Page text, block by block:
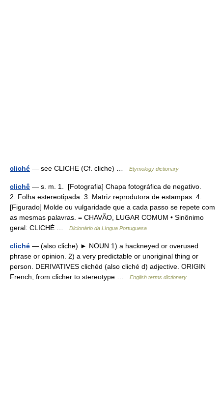
cliché — see CLICHE (Cf. cliche) … Etymology dictionary
clichê — s. m. 1. [Fotografia] Chapa fotográfica de negativo.
2. Folha estereotipada. 3. Matriz reprodutora de estampas. 4.
[Figurado] Molde ou vulgaridade que a cada passo se repete com
as mesmas palavras. = CHAVÃO, LUGAR COMUM • Sinônimo
geral: CLICHÉ …
Dicionário da Língua Portuguesa
cliché — (also cliche) ► NOUN 1) a hackneyed or overused
phrase or opinion. 2) a very predictable or unoriginal thing or
person. DERIVATIVES clichéd (also cliché d) adjective. ORIGIN
French, from clicher to stereotype …
English terms dictionary